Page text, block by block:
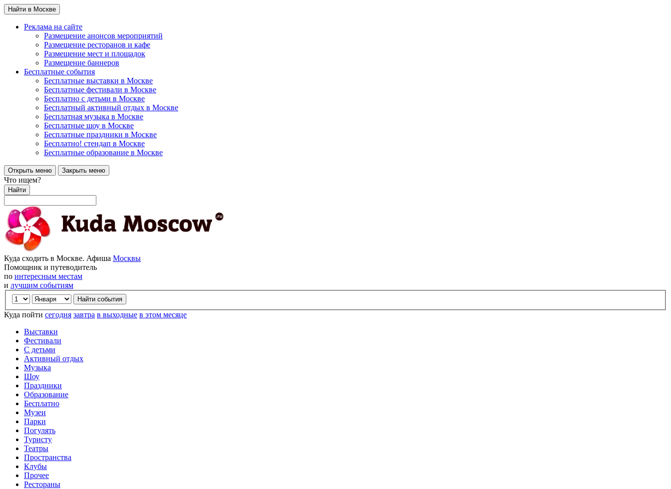
Найти в Москве
Реклама на сайте
Размещение анонсов мероприятий
Размещение ресторанов и кафе
Размещение мест и площадок
Размещение баннеров
Бесплатные события
Бесплатные выставки в Москве
Бесплатные фестивали в Москве
Бесплатно с детьми в Москве
Бесплатный активный отдых в Москве
Бесплатная музыка в Москве
Бесплатные шоу в Москве
Бесплатные праздники в Москве
Бесплатно! стендап в Москве
Бесплатные образование в Москве
Открыть меню Закрыть меню
Что ищем?
Найти
Куда сходить в Москве. Афиша Москвы
Помощник и путеводитель
по интересным местам
и лучшим событиям
Куда пойти сегодня завтра в выходные в этом месяце
Выставки
Фестивали
С детьми
Активный отдых
Музыка
Шоу
Праздники
Образование
Бесплатно
Музеи
Парки
Погулять
Туристу
Театры
Пространства
Клубы
Прочее
Рестораны